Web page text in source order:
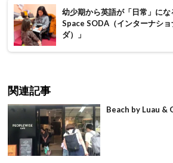
幼少期から英語が「日常」に
Space SODA（インターナシ
ダ）」
関連記事
Beach by Luau &